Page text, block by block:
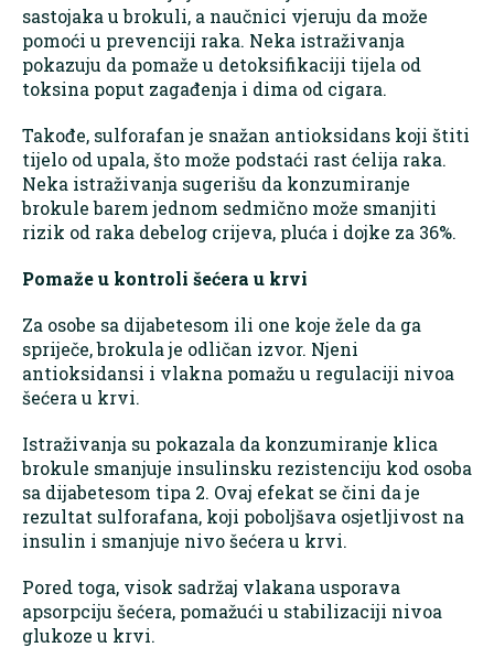
sastojaka u brokuli, a naučnici vjeruju da može
pomoći u prevenciji raka. Neka istraživanja
pokazuju da pomaže u detoksifikaciji tijela od
toksina poput zagađenja i dima od cigara.
Takođe, sulforafan je snažan antioksidans koji štiti
tijelo od upala, što može podstaći rast ćelija raka.
Neka istraživanja sugerišu da konzumiranje
brokule barem jednom sedmično može smanjiti
rizik od raka debelog crijeva, pluća i dojke za 36%.
Pomaže u kontroli šećera u krvi
Za osobe sa dijabetesom ili one koje žele da ga
spriječe, brokula je odličan izvor. Njeni
antioksidansi i vlakna pomažu u regulaciji nivoa
šećera u krvi.
Istraživanja su pokazala da konzumiranje klica
brokule smanjuje insulinsku rezistenciju kod osoba
sa dijabetesom tipa 2. Ovaj efekat se čini da je
rezultat sulforafana, koji poboljšava osjetljivost na
insulin i smanjuje nivo šećera u krvi.
Pored toga, visok sadržaj vlakana usporava
apsorpciju šećera, pomažući u stabilizaciji nivoa
glukoze u krvi.